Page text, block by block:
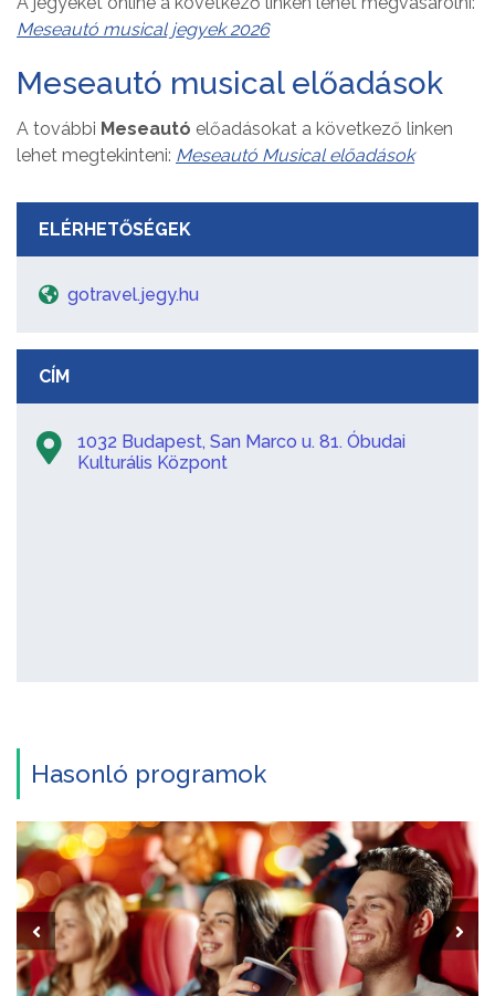
Meseautó musical jegyek 2026
Meseautó musical előadások
A további Meseautó előadásokat a következő linken
lehet megtekinteni: Meseautó Musical előadások
ELÉRHETŐSÉGEK
gotravel.jegy.hu
CÍM
1032 Budapest, San Marco u. 81. Óbudai
Kulturális Központ
Hasonló programok